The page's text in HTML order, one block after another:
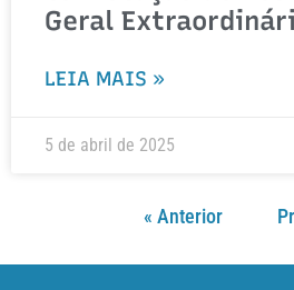
Geral
LEIA MAIS »
5 de abril de 2025
« Anterior